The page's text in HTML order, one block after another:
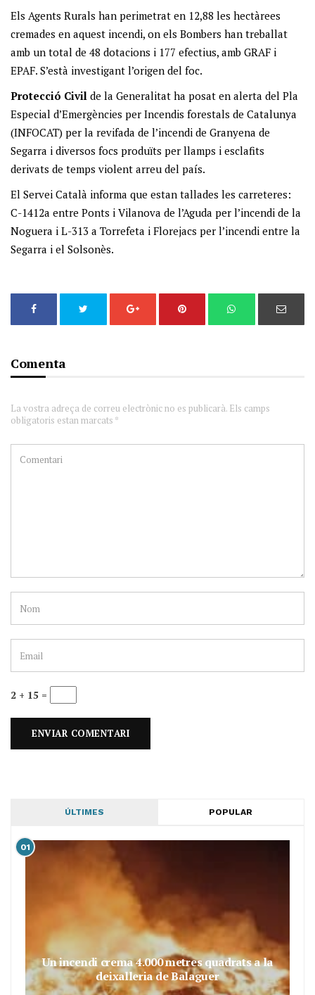
Els Agents Rurals han perimetrat en 12,88 les hectàrees
cremades en aquest incendi, on els Bombers han treballat
amb un total de 48 dotacions i 177 efectius, amb GRAF i
EPAF. S’està investigant l’origen del foc.
Protecció Civil de la Generalitat ha posat en alerta del Pla
Especial d’Emergències per Incendis forestals de Catalunya
(INFOCAT) per la revifada de l’incendi de Granyena de
Segarra i diversos focs produïts per llamps i esclafits
derivats de temps violent arreu del país.
El Servei Català informa que estan tallades les carreteres:
C-1412a entre Ponts i Vilanova de l’Aguda per l’incendi de la
Noguera i L-313 a Torrefeta i Florejacs per l’incendi entre la
Segarra i el Solsonès.
Comenta
La vostra adreça de correu electrònic no es publicarà. Els camps
obligatoris estan marcats *
2 + 15 =
ÚLTIMES POPULAR
01
Un incendi crema 4.000 metres quadrats a la
deixalleria de Balaguer